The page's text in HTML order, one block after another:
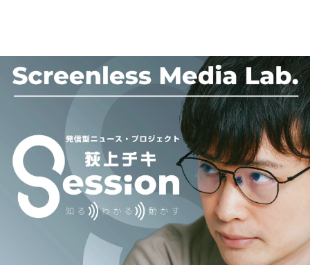
イベント・グッズ
YouTube
会社情報